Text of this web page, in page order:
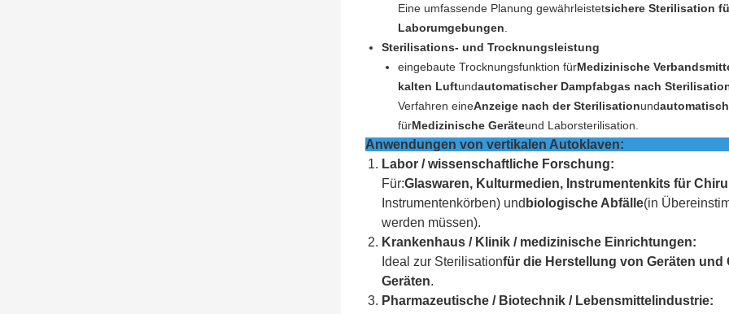
Eine umfassende Planung gewährleistetsichere Sterilisation
Laborumgebungen.
Sterilisations- und Trocknungsleistung
eingebaute Trocknungsfunktion fürMedizinische
kalten Luftundautomatischer Dampfabgas nach
Verfahren eineAnzeige nach der Sterilisationund
fürMedizinische Geräteund Laborsterilisation.
Anwendungen von vertikalen Autoklaven:
Labor / wissenschaftliche Forschung:
Für:Glaswaren, Kulturmedien, Instrumentenkits für
Instrumentenkörben) und biologische Abfälle(in
werden müssen).
Krankenhaus / Klinik / medizinische Einrichtungen:
Ideal zur Sterilisationfür die Herstellung von Geräten
Geräten.
Pharmazeutische / Biotechnik / Lebensmittelindustrie: